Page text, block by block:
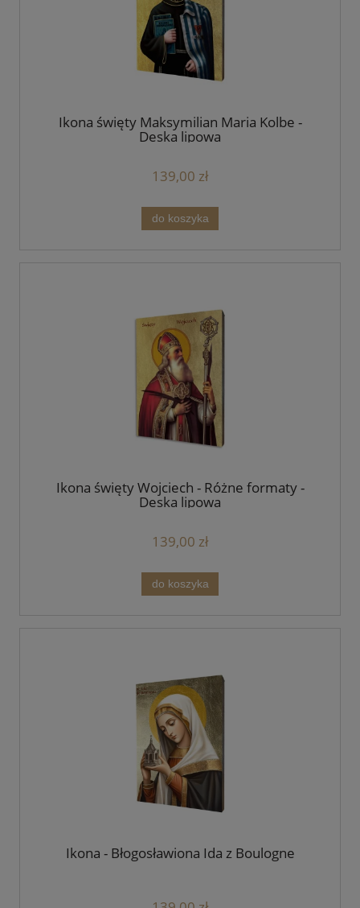
Ikona święty Maksymilian Maria Kolbe -
Deska lipowa
139,00 zł
do koszyka
Ikona święty Wojciech - Różne formaty -
Deska lipowa
139,00 zł
do koszyka
Ikona - Błogosławiona Ida z Boulogne